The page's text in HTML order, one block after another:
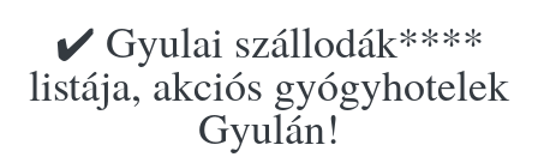
✔️ Gyulai szállodák****
listája, akciós gyógyhotelek
Gyulán!